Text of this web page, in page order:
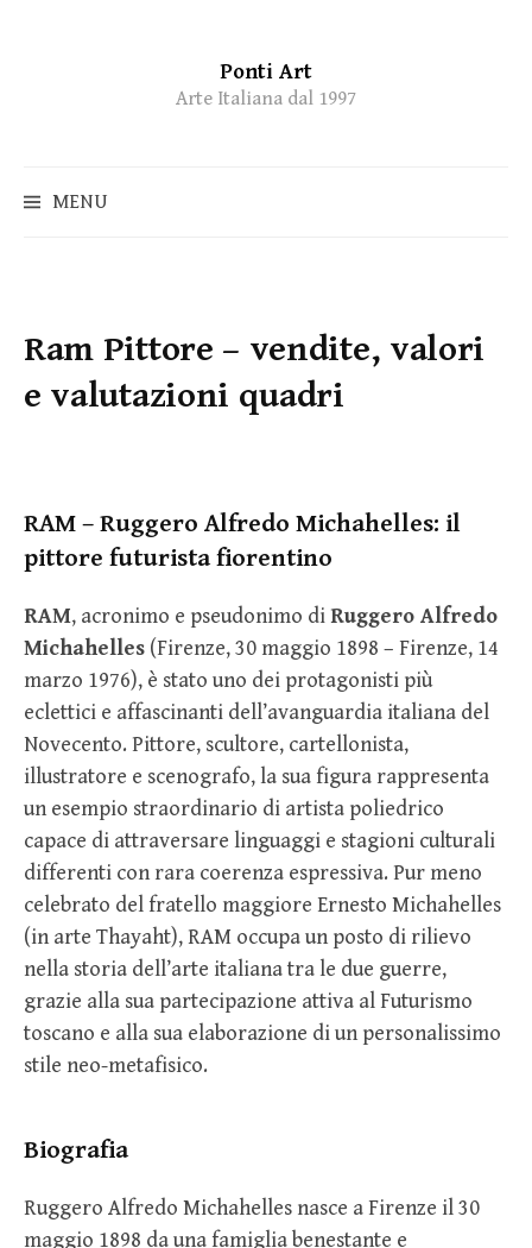
Ponti Art
Arte Italiana dal 1997
MENU
Ram Pittore – vendite, valori
e valutazioni quadri
RAM – Ruggero Alfredo Michahelles: il
pittore futurista fiorentino
RAM, acronimo e pseudonimo diRuggero Alfredo
Michahelles (Firenze, 30 maggio 1898 – Firenze, 14
marzo 1976), è stato uno dei protagonisti più
eclettici e affascinanti dell’avanguardia italiana del
Novecento. Pittore, scultore, cartellonista,
illustratore e scenografo, la sua figura rappresenta
un esempio straordinario di artista poliedrico
capace di attraversare linguaggi e stagioni culturali
differenti con rara coerenza espressiva. Pur meno
celebrato del fratello maggiore Ernesto Michahelles
(in arte Thayaht), RAM occupa un posto di rilievo
nella storia dell’arte italiana tra le due guerre,
grazie alla sua partecipazione attiva al Futurismo
toscano e alla sua elaborazione di un personalissimo
stile neo-metafisico.
Biografia
Ruggero Alfredo Michahelles nasce a Firenze il 30
maggio 1898 da una famiglia benestante e